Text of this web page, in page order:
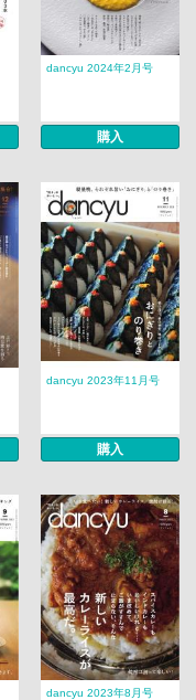
dancyu 2024年2月号
購入
dancyu 2023年11月号
購入
dancyu 2023年8月号